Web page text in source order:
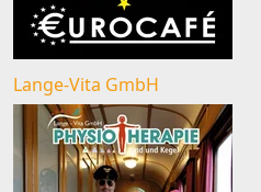
Lange-Vita GmbH